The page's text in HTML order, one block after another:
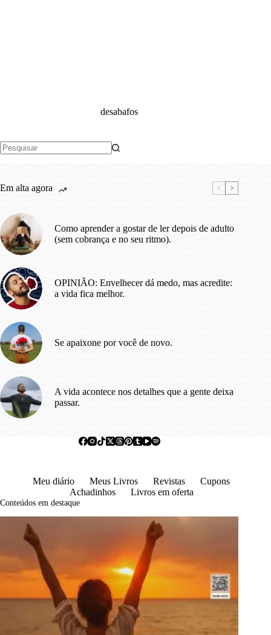
desabafos
Em alta agora
Como aprender a gostar de ler depois de adulto
(sem cobrança e no seu ritmo).
OPINIÃO: Envelhecer dá medo, mas acredite:
a vida fica melhor.
Se apaixone por você de novo.
A vida acontece nos detalhes que a gente deixa
passar.
Meu diário Meus Livros Revistas
Cupons
Achadinhos
Livros em oferta
Conteúdos em destaque